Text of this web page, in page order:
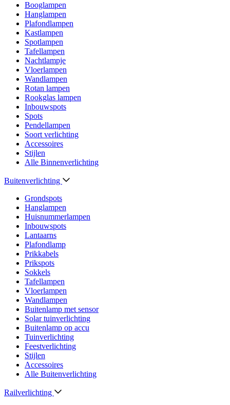
Booglampen
Hanglampen
Plafondlampen
Kastlampen
Spotlampen
Tafellampen
Nachtlampje
Vloerlampen
Wandlampen
Rotan lampen
Rookglas lampen
Inbouwspots
Spots
Pendellampen
Soort verlichting
Accessoires
Stijlen
Alle Binnenverlichting
Buitenverlichting
Grondspots
Hanglampen
Huisnummerlampen
Inbouwspots
Lantaarns
Plafondlamp
Prikkabels
Prikspots
Sokkels
Tafellampen
Vloerlampen
Wandlampen
Buitenlamp met sensor
Solar tuinverlichting
Buitenlamp op accu
Tuinverlichting
Feestverlichting
Stijlen
Accessoires
Alle Buitenverlichting
Railverlichting